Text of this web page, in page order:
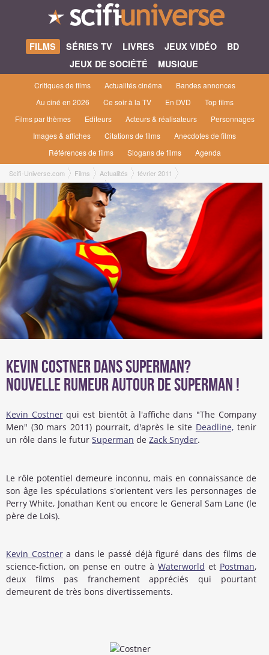
FILMS SÉRIES TV LIVRES JEUX VIDÉO
BD
JEUX DE SOCIÉTÉ
MUSIQUE
Critiques de films Actualités cinéma
Bandes annonces
Au ciné en 2026
Ce soir à la TV En DVD
Top films
Films par thèmes
Editeurs Acteurs & réalisateurs
Personnages
Images & affiches
Citations de films
Anecdotes de films
Références de films
Slogans de films Agenda
Scifi-Universe.com Films Actualités
février 2011
Kevin Costner dans Superman?
Kevin Costner dans Superman?
Nouvelle rumeur autour de Superman !
Kevin Costnerqui est bientôt à l'affiche dans "The Company
Men" (30 mars 2011) pourrait, d'après le site Deadline,tenir
un rôle dans le futur Superman de Zack Snyder.
Le rôle potentiel demeure inconnu, mais en connaissance de
son âge les spéculations s'orientent vers les personnages de
Perry White, Jonathan Kent ou encore le General Sam Lane (le
père de Lois).
Kevin Costnera dans le passé déjà figuré dans des films de
science-fiction, on pense en outre à Waterworld et Postman,
deux films pas franchement appréciés qui pourtant
demeurent de très bons divertissements.